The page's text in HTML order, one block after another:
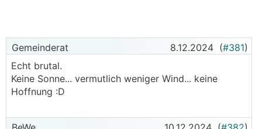
Gemeinderat 8.12.2024 (#381)
Echt brutal.
Keine Sonne... vermutlich weniger Wind... keine
Hoffnung :D